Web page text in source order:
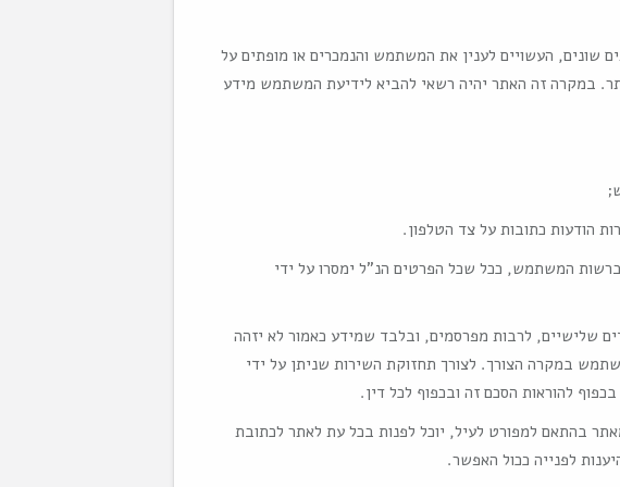
שונים, העשויים לענין את המשתמש והנמכרים או מופתים על
במקרה זה האתר יהיה רשאי להביא לידיעת המשתמש מידע
שברשות המשתמש, ככל שכל הפרטים הנ"ל ימסרו על ידי
שלישיים, לרבות מפרסמים, ובלבד שמידע כאמור לא יזהה
במקרה הצורך. לצורך תחזוקת השירות שניתן על ידי
להוראות הסכם זה ובכפוף לכל דין.
בהתאם למפורט לעיל, יוכל לפנות בכל עת לאתר לכתובת
לפנייה ככול האפשר.